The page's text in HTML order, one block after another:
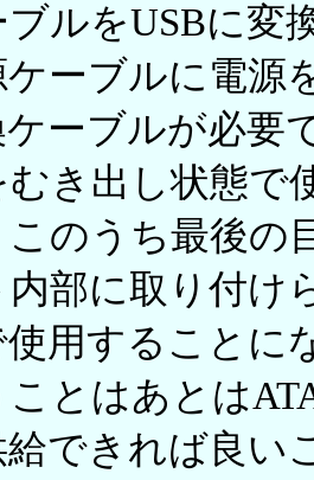
ブルをUSBに変
ケーブルに電源
ーブルが必要
むき出し状態で
このうち最後の
内部に取り付け
使用することに
ことはあとは
できれば良い